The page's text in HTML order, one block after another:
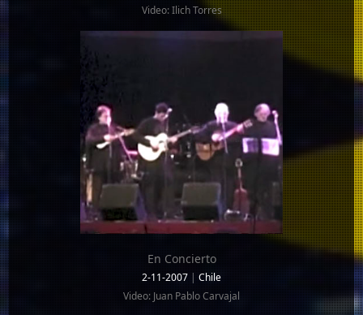
Video: Ilich Torres
En Concierto
2-11-2007 | Chile
Video: Juan Pablo Carvajal